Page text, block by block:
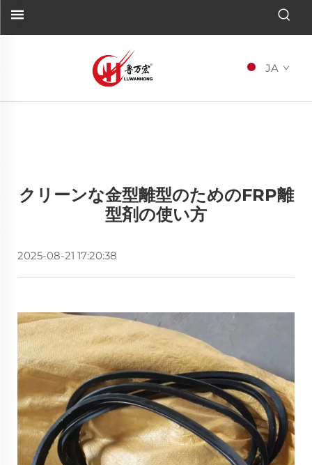
JA
クリーンな金型離型のためのFRP離
型剤の使い方
2025-08-21 17:20:38